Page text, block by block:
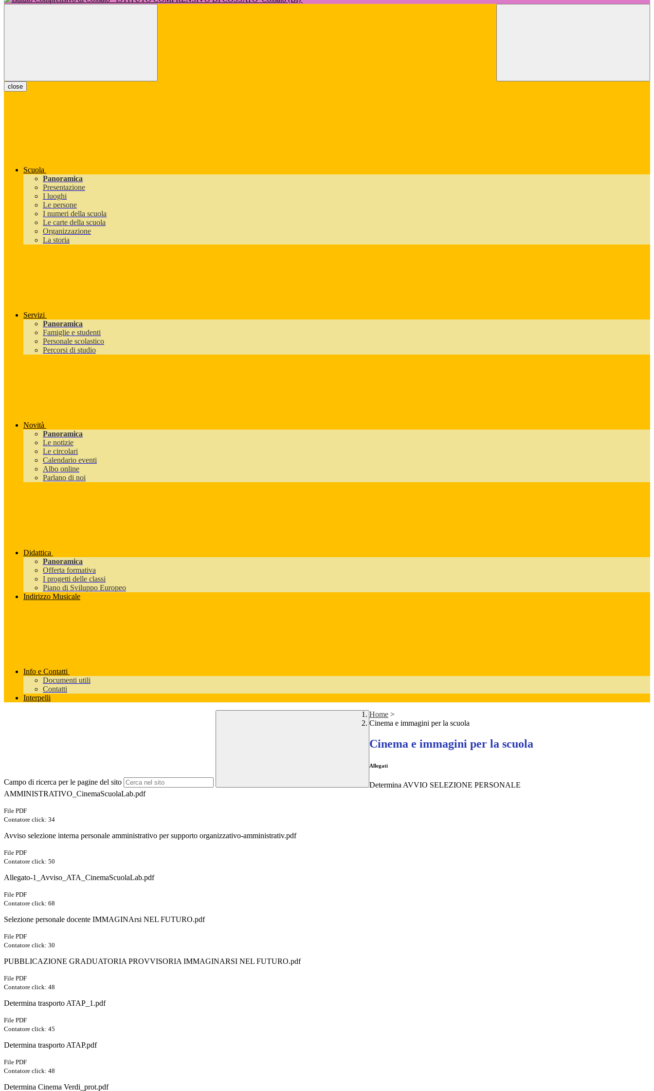
close
Scuola
Panoramica
Presentazione
I luoghi
Le persone
I numeri della scuola
Le carte della scuola
Organizzazione
La storia
Servizi
Panoramica
Famiglie e studenti
Personale scolastico
Percorsi di studio
Novità
Panoramica
Le notizie
Le circolari
Calendario eventi
Albo online
Parlano di noi
Didattica
Panoramica
Offerta formativa
I progetti delle classi
Piano di Sviluppo Europeo
Indirizzo Musicale
Info e Contatti
Documenti utili
Contatti
Interpelli
Campo di ricerca per le pagine del sito
Home >
Cinema e immagini per la scuola
Cinema e immagini per la scuola
Allegati
Determina AVVIO SELEZIONE PERSONALE
AMMINISTRATIVO_CinemaScuolaLab.pdf
File PDF
Contatore click: 34
Avviso selezione interna personale amministrativo per supporto organizzativo-amministrativ.pdf
File PDF
Contatore click: 50
Allegato-1_Avviso_ATA_CinemaScuolaLab.pdf
File PDF
Contatore click: 68
Selezione personale docente IMMAGINArsi NEL FUTURO.pdf
File PDF
Contatore click: 30
PUBBLICAZIONE GRADUATORIA PROVVISORIA IMMAGINARSI NEL FUTURO.pdf
File PDF
Contatore click: 48
Determina trasporto ATAP_1.pdf
File PDF
Contatore click: 45
Determina trasporto ATAP.pdf
File PDF
Contatore click: 48
Determina Cinema Verdi_prot.pdf